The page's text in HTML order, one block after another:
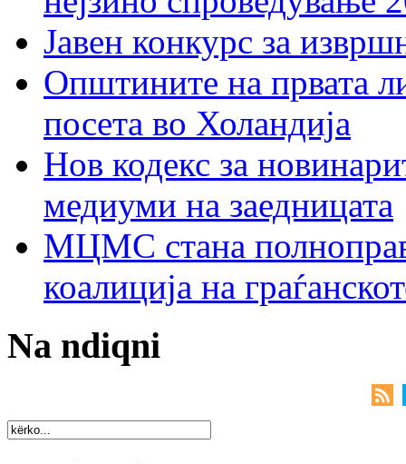
Јавен конкурс за
Општините на првата
посета во Холандија
Нов кодекс за
медиуми на заедницата
МЦМС стана
коалиција на
Na ndiqni